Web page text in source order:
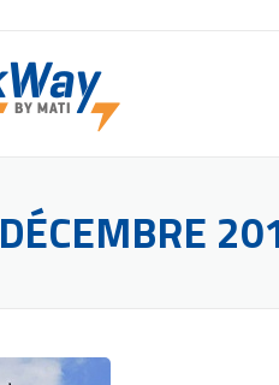
DÉCEMBRE